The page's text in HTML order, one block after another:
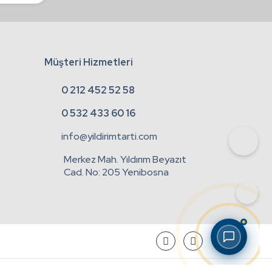
Müşteri Hizmetleri
0 212 452 52 58
0 532 433 60 16
info@yildirimtarti.com
Merkez Mah. Yıldırım Beyazıt
Cad. No: 205 Yenibosna